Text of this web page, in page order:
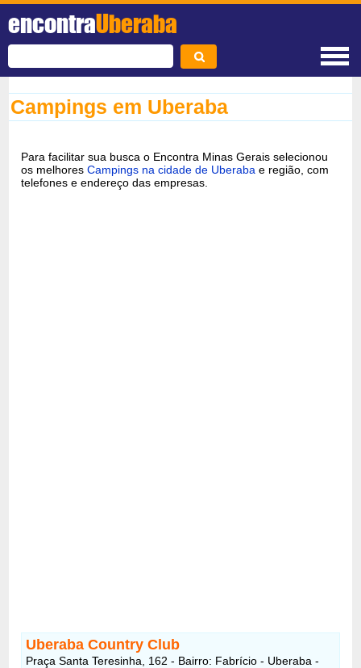
encontraUberaba
Campings em Uberaba
Para facilitar sua busca o Encontra Minas Gerais selecionou
os melhoresCampings na cidade de Uberaba e região, com
telefones e endereço das empresas.
Uberaba Country Club
Praça Santa Teresinha, 162 - Bairro: Fabrício - Uberaba -